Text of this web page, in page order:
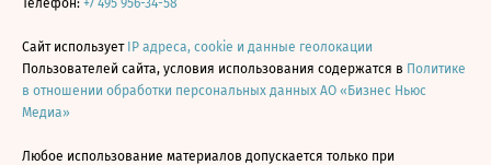
Телефон: +7 495 956-34-58
Сайт использует IP адреса, cookie и данные геолокации
Пользователей сайта, условия использования содержатся в Политике
в отношении обработки персональных данных АО «Бизнес Ньюс
Медиа»
Любое использование материалов допускается только при